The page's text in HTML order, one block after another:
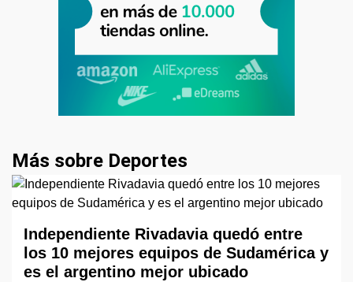
Más sobre Deportes
Independiente Rivadavia quedó entre
los 10 mejores equipos de Sudamérica y
es el argentino mejor ubicado